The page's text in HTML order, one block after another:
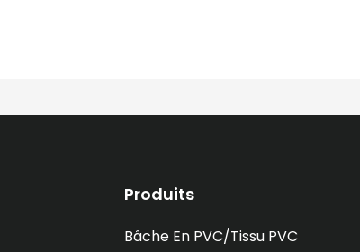
Produits
Bâche En PVC/tissu PVC